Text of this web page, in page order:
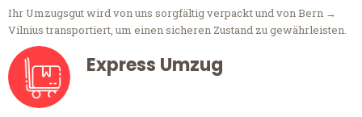
Ihr Umzugsgut wird von uns sorgfältig verpackt und von Bern →
Vilnius transportiert, um einen sicheren Zustand zu gewährleisten.
Express Umzug